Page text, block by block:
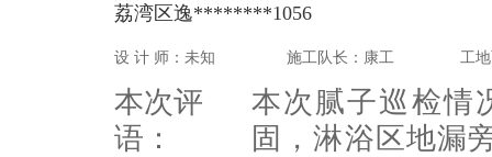
荔湾区逸********1056
设 计 师：未知 施工队长：康工 工
本次评
语：
本次腻子巡检情
固，淋浴区地漏